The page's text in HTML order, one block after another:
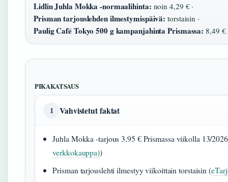
Lidlin Juhla Mokka -normaalihinta: noin 4,29 € ·
Prisman tarjouslehden ilmestymispäivä: torstaisin ·
Paulig Café Tokyo 500 g kampanjahinta Prismassa: 8,49 €
PIKAKATSAUS
1 Vahvistetut faktat
Juhla Mokka -tarjous 3,95 € Prismassa viikolla 13/
verkkokauppa))
Prisman tarjouslehti ilmestyy viikoittain torstaisin (